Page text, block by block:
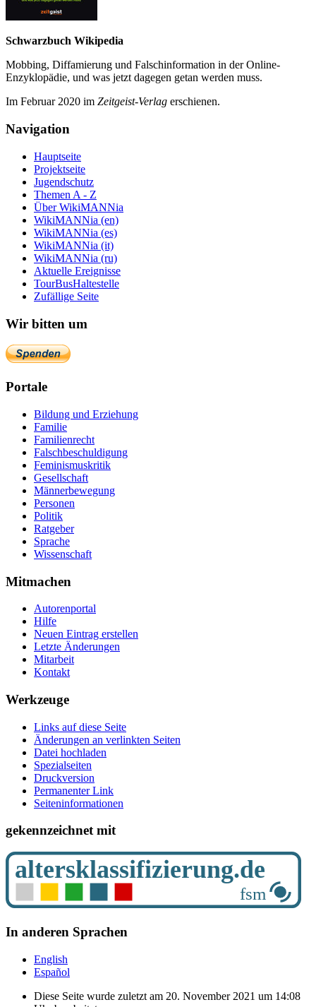
Schwarzbuch Wikipedia
Mobbing, Diffamierung und Falsch­information in der Online-
Enzyklo­pädie, und was jetzt da­gegen getan werden muss.
Im Februar 2020 im Zeit­geist-Verlag erschienen.
Navigation
Hauptseite
Projektseite
Jugendschutz
Themen A - Z
Über WikiMANNia
WikiMANNia (en)
WikiMANNia (es)
WikiMANNia (it)
WikiMANNia (ru)
Aktuelle Ereignisse
TourBusHaltestelle
Zufällige Seite
Wir bitten um
Portale
Bildung und Erziehung
Familie
Familienrecht
Falschbeschuldigung
Feminismuskritik
Gesellschaft
Männerbewegung
Personen
Politik
Ratgeber
Sprache
Wissenschaft
Mitmachen
Autorenportal
Hilfe
Neuen Eintrag erstellen
Letzte Änderungen
Mitarbeit
Kontakt
Werkzeuge
Links auf diese Seite
Änderungen an verlinkten Seiten
Datei hochladen
Spezialseiten
Druckversion
Permanenter Link
Seiten­­informationen
gekennzeichnet mit
In anderen Sprachen
English
Español
Diese Seite wurde zuletzt am 20. November 2021 um 14:08